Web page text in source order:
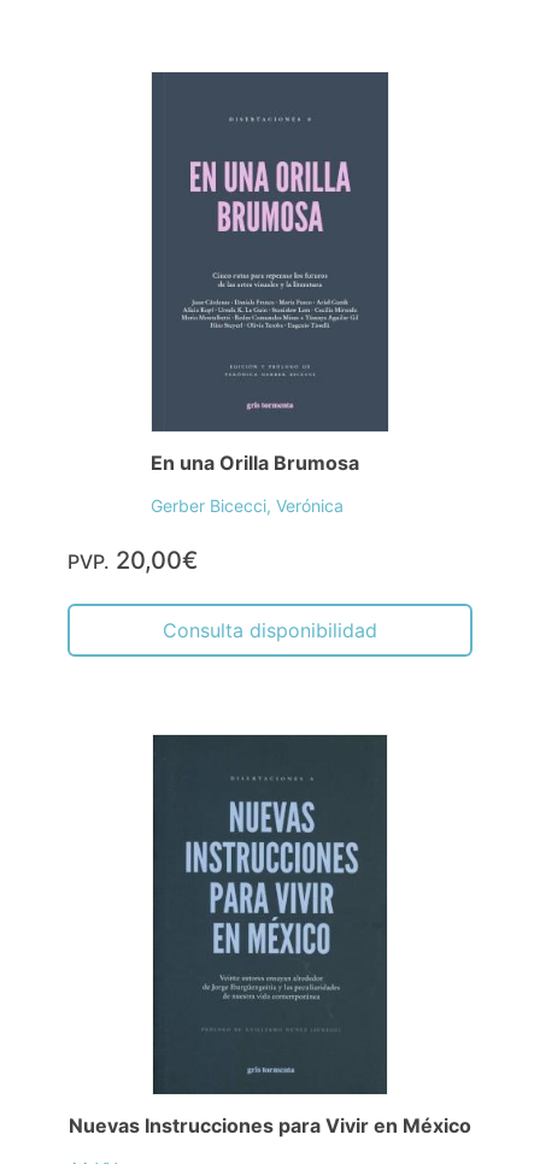
En una Orilla Brumosa
Gerber Bicecci, Verónica
PVP. 20,00€
Consulta disponibilidad
Nuevas Instrucciones para Vivir en México